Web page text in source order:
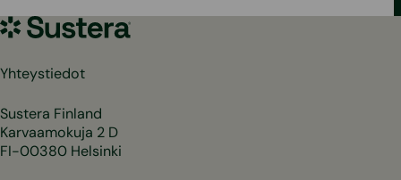
Sustera
Yhteystiedot
Sustera Finland
Karvaamokuja 2 D
FI-00380 Helsinki